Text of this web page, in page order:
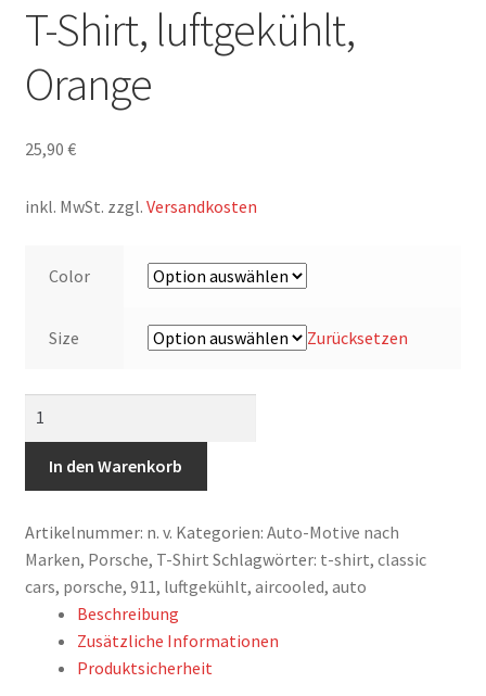
AGB
Impressum/Imprint
T-Shirt, luftgekühlt,
Orange
25,90 €
inkl. MwSt. zzgl. Versandkosten
Color
Size Zurücksetzen
luftgekühlt,
Orange
In den Warenkorb
Artikelnummer: n. v. Kategorien: Auto-Motive nach
Marken, Porsche, T-Shirt Schlagwörter: t-shirt, classic
cars, porsche, 911 , luftgekühlt, aircooled, auto
Beschreibung
Zusätzliche Informationen
Produktsicherheit